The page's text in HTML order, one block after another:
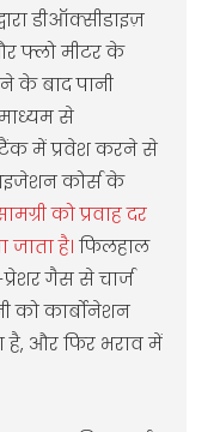
डीऑक्सीडाइज़
फ्लो मीटर के
के बाद पानी
से
में प्रवेश करने से
कोर्स के
को प्रवाह दर
जाता है। फिलहाल
गैस से चार्ज
को कार्बोनेशन
है, और फिर भराव में